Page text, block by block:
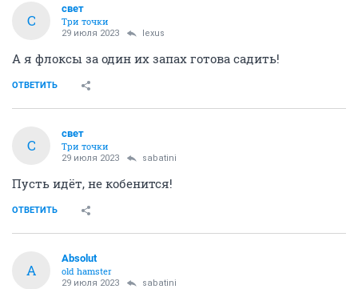
С
свет
Три точки
29 июля 2023 lexus
А я флоксы за один их запах готова садить!
ОТВЕТИТЬ
С
свет
Три точки
29 июля 2023 sabatini
Пусть идёт, не кобенится!
ОТВЕТИТЬ
A
Absolut
old hamster
29 июля 2023 sabatini